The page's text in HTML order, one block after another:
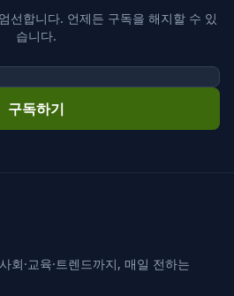
선합니다. 언제든 구독을 해지할 수 있
습니다.
구독하기
회·교육·트렌드까지, 매일 전하는